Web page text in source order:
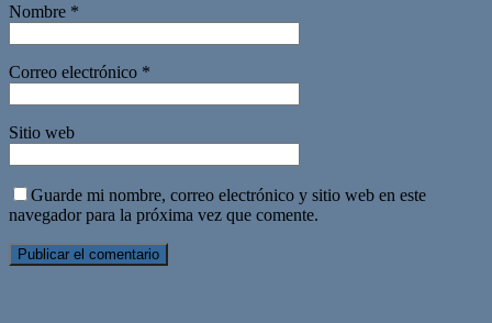
Nombre *
Correo electrónico *
Sitio web
Guarde mi nombre, correo electrónico y sitio web en este
navegador para la próxima vez que comente.